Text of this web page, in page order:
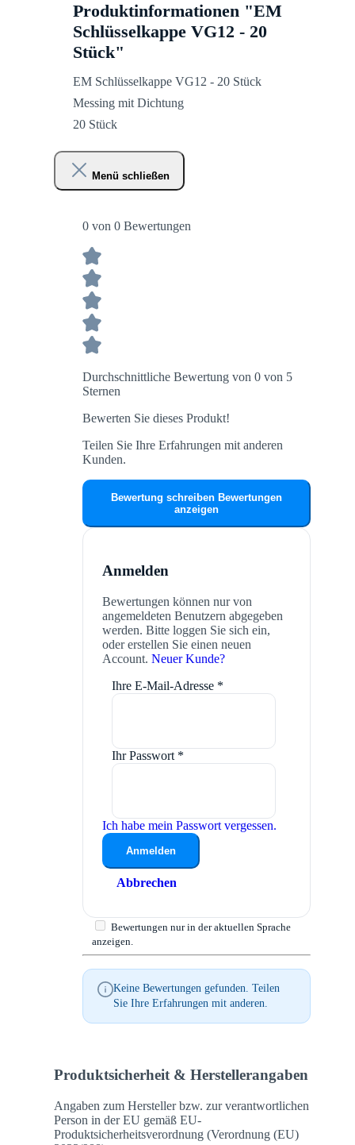
Produktinformationen "EM
Schlüsselkappe VG12 - 20
Stück"
EM Schlüsselkappe VG12 - 20 Stück
Messing mit Dichtung
20 Stück
Menü schließen
0 von 0 Bewertungen
Durchschnittliche Bewertung von 0 von 5
Sternen
Bewerten Sie dieses Produkt!
Teilen Sie Ihre Erfahrungen mit anderen
Kunden.
Bewertung schreiben Bewertungen
anzeigen
Anmelden
Bewertungen können nur von
angemeldeten Benutzern abgegeben
werden. Bitte loggen Sie sich ein,
oder erstellen Sie einen neuen
Account. Neuer Kunde?
Ihre E-Mail-Adresse *
Ihr Passwort *
Ich habe mein Passwort vergessen.
Anmelden
Abbrechen
Bewertungen nur in der aktuellen Sprache
anzeigen.
Keine Bewertungen gefunden. Teilen
Sie Ihre Erfahrungen mit anderen.
Produktsicherheit & Herstellerangaben
Angaben zum Hersteller bzw. zur verantwortlichen
Person in der EU gemäß EU-
Produktsicherheitsverordnung (Verordnung (EU)